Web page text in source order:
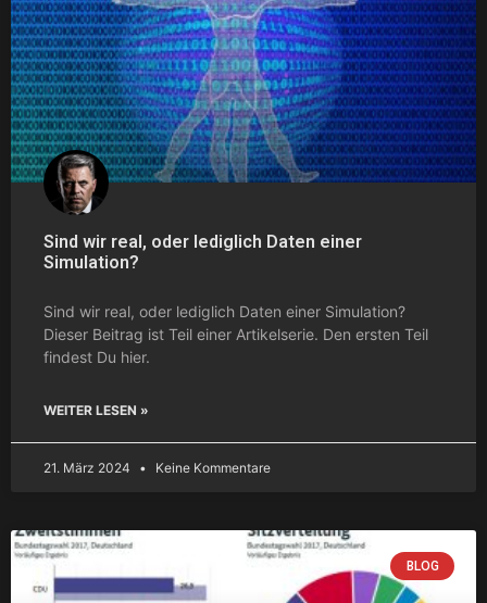
Sind wir real, oder lediglich Daten einer
Simulation?
Sind wir real, oder lediglich Daten einer Simulation?
Dieser Beitrag ist Teil einer Artikelserie. Den ersten Teil
findest Du hier.
WEITER LESEN »
21. März 2024 Keine Kommentare
BLOG